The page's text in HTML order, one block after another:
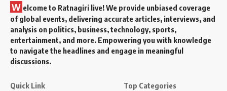
W elcome to Ratnagiri live! We provide unbiased coverage
of global events, delivering accurate articles, interviews, and
analysis on politics, business, technology, sports,
entertainment, and more. Empowering you with knowledge
to navigate the headlines and engage in meaningful
discussions.
Quick Link Top Categories